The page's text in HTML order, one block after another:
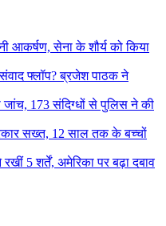
आकर्षण, सेना के शौर्य को किया
संवाद फ्लॉप? ब्रजेश पाठक ने
जांच, 173 संदिग्धों से पुलिस ने की
सख्त, 12 साल तक के बच्चों
5 शर्तें, अमेरिका पर बढ़ा दबाव